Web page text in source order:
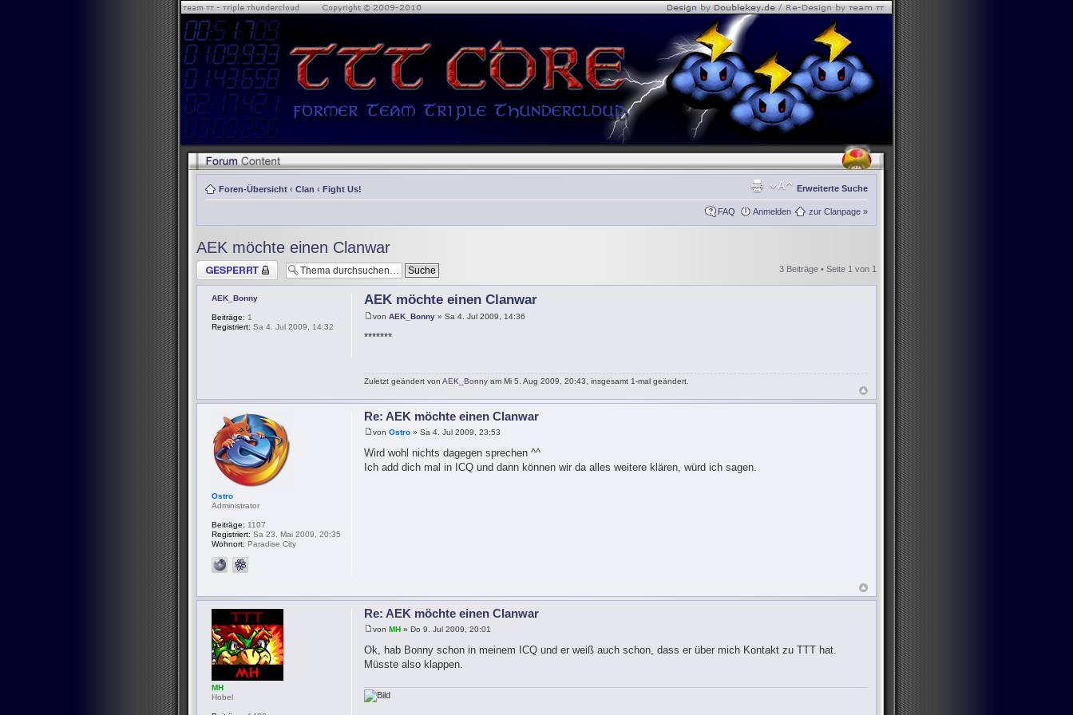
Foren-Übersicht ‹ Clan ‹ Fight Us! Erweiterte Suche
FAQ Anmelden zur Clanpage »
AEK möchte einen Clanwar
Thema gesperrt 3 Beiträge • Seite 1 von 1
AEK möchte einen Clanwar
vonAEK_Bonny » Sa 4. Jul 2009, 14:36
*******
Zuletzt geändert vonAEK_Bonny am Mi 5. Aug 2009, 20:43, insgesamt 1-mal geändert.
AEK_Bonny
Beiträge: 1
Registriert: Sa 4. Jul 2009, 14:32
Re: AEK möchte einen Clanwar
vonOstro » Sa 4. Jul 2009, 23:53
Wird wohl nichts dagegen sprechen ^^
Ich add dich mal in ICQ und dann können wir da alles weitere klären, würd ich sagen.
Ostro
Administrator
Beiträge: 1107
Registriert: Sa 23. Mai 2009, 20:35
Wohnort: Paradise City
Re: AEK möchte einen Clanwar
vonMH » Do 9. Jul 2009, 20:01
Ok, hab Bonny schon in meinem ICQ und er weiß auch schon, dass er über mich Kontakt zu TTT hat.
Müsste also klappen.
MH
Hobel